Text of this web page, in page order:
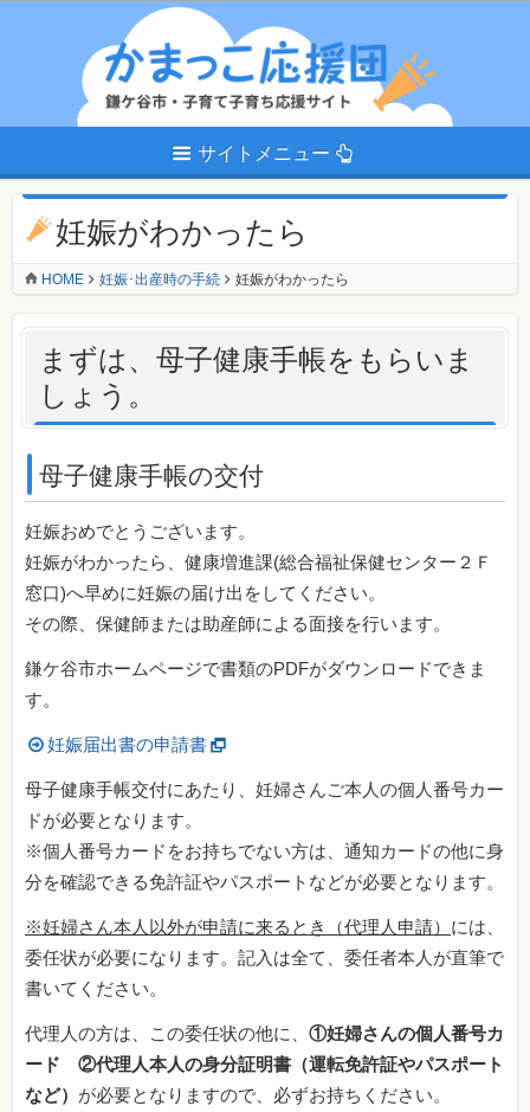
サイトメニュー
妊娠がわかったら
HOME 妊娠･出産時の手続 妊娠がわかったら
まずは、母子健康手帳をもらいま
しょう。
母子健康手帳の交付
妊娠おめでとうございます。
妊娠がわかったら、健康増進課(総合福祉保健センター２Ｆ
窓口)へ早めに妊娠の届け出をしてください。
その際、保健師または助産師による面接を行います。
鎌ケ谷市ホームページで書類のPDFがダウンロードできま
す。
妊娠届出書の申請書
母子健康手帳交付にあたり、妊婦さんご本人の個人番号カー
ドが必要となります。
※個人番号カードをお持ちでない方は、通知カードの他に身
分を確認できる免許証やパスポートなどが必要となります。
※妊婦さん本人以外が申請に来るとき（代理人申請） には、
委任状が必要になります。記入は全て、委任者本人が直筆で
書いてください。
代理人の方は、この委任状の他に、 ①妊婦さんの個人番号カ
ード ②代理人本人の身分証明書（運転免許証やパスポート
など） が必要となりますので、必ずお持ちください。